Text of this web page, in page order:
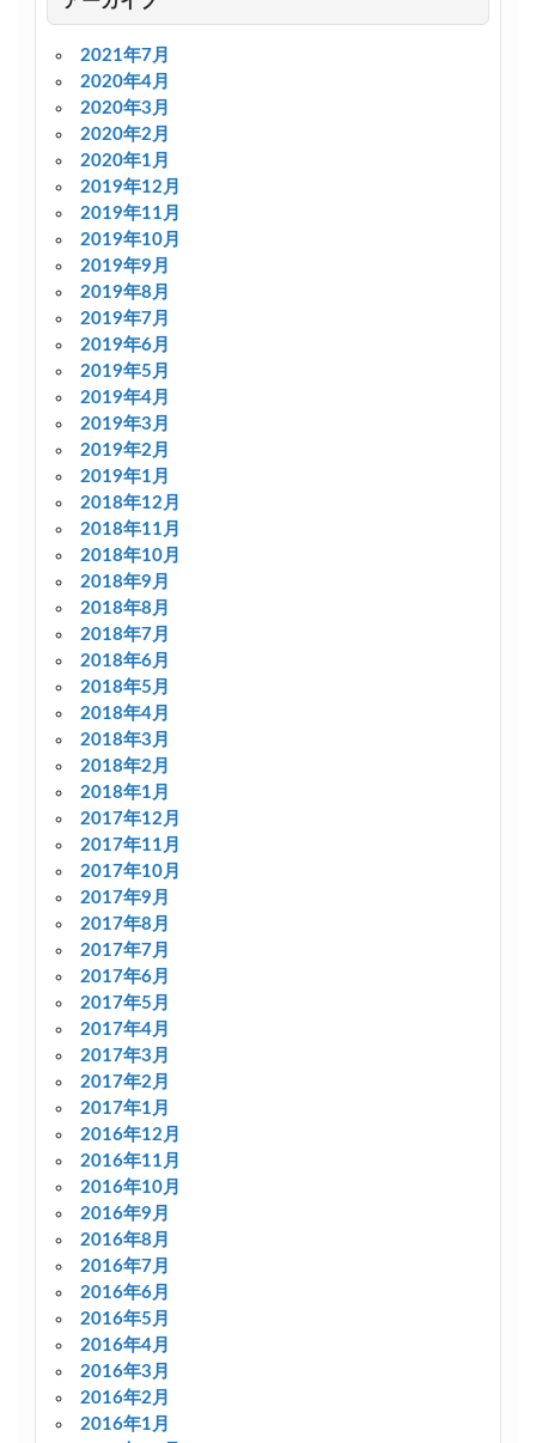
2021年7月
2020年4月
2020年3月
2020年2月
2020年1月
2019年12月
2019年11月
2019年10月
2019年9月
2019年8月
2019年7月
2019年6月
2019年5月
2019年4月
2019年3月
2019年2月
2019年1月
2018年12月
2018年11月
2018年10月
2018年9月
2018年8月
2018年7月
2018年6月
2018年5月
2018年4月
2018年3月
2018年2月
2018年1月
2017年12月
2017年11月
2017年10月
2017年9月
2017年8月
2017年7月
2017年6月
2017年5月
2017年4月
2017年3月
2017年2月
2017年1月
2016年12月
2016年11月
2016年10月
2016年9月
2016年8月
2016年7月
2016年6月
2016年5月
2016年4月
2016年3月
2016年2月
2016年1月